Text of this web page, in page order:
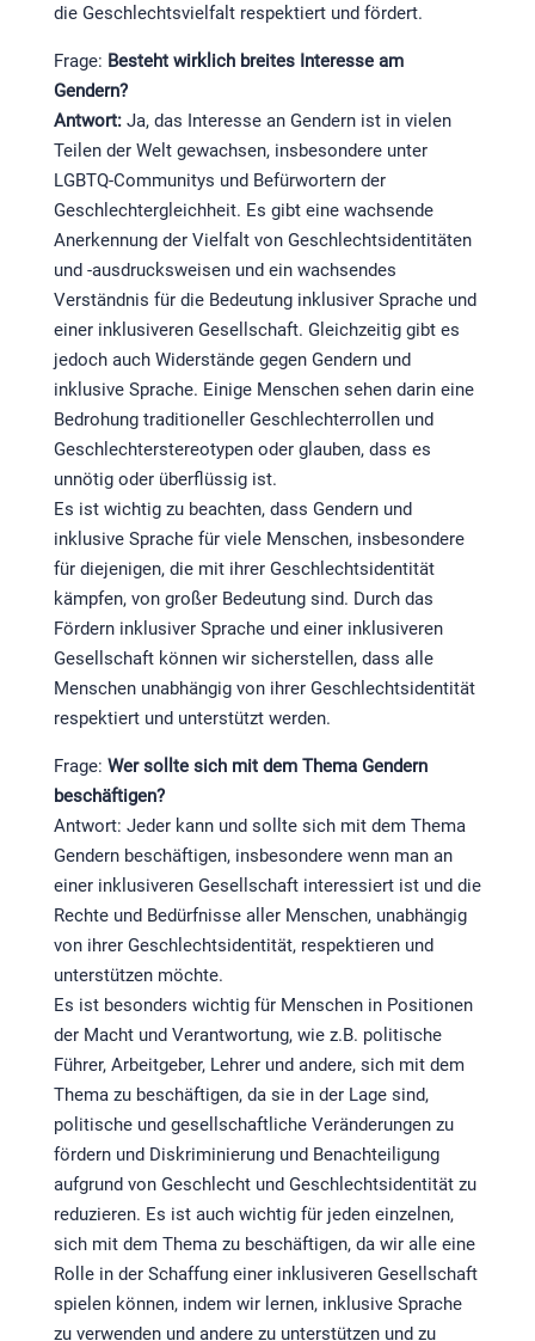
die Geschlechtsvielfalt respektiert und fördert.
Frage: Besteht wirklich breites Interesse am
Gendern?
Antwort: Ja, das Interesse an Gendern ist in vielen
Teilen der Welt gewachsen, insbesondere unter
LGBTQ-Communitys und Befürwortern der
Geschlechtergleichheit. Es gibt eine wachsende
Anerkennung der Vielfalt von Geschlechtsidentitäten
und -ausdrucksweisen und ein wachsendes
Verständnis für die Bedeutung inklusiver Sprache und
einer inklusiveren Gesellschaft. Gleichzeitig gibt es
jedoch auch Widerstände gegen Gendern und
inklusive Sprache. Einige Menschen sehen darin eine
Bedrohung traditioneller Geschlechterrollen und
Geschlechterstereotypen oder glauben, dass es
unnötig oder überflüssig ist.
Es ist wichtig zu beachten, dass Gendern und
inklusive Sprache für viele Menschen, insbesondere
für diejenigen, die mit ihrer Geschlechtsidentität
kämpfen, von großer Bedeutung sind. Durch das
Fördern inklusiver Sprache und einer inklusiveren
Gesellschaft können wir sicherstellen, dass alle
Menschen unabhängig von ihrer Geschlechtsidentität
respektiert und unterstützt werden.
Frage: Wer sollte sich mit dem Thema Gendern
beschäftigen?
Antwort: Jeder kann und sollte sich mit dem Thema
Gendern beschäftigen, insbesondere wenn man an
einer inklusiveren Gesellschaft interessiert ist und die
Rechte und Bedürfnisse aller Menschen, unabhängig
von ihrer Geschlechtsidentität, respektieren und
unterstützen möchte.
Es ist besonders wichtig für Menschen in Positionen
der Macht und Verantwortung, wie z.B. politische
Führer, Arbeitgeber, Lehrer und andere, sich mit dem
Thema zu beschäftigen, da sie in der Lage sind,
politische und gesellschaftliche Veränderungen zu
fördern und Diskriminierung und Benachteiligung
aufgrund von Geschlecht und Geschlechtsidentität zu
reduzieren. Es ist auch wichtig für jeden einzelnen,
sich mit dem Thema zu beschäftigen, da wir alle eine
Rolle in der Schaffung einer inklusiveren Gesellschaft
spielen können, indem wir lernen, inklusive Sprache
zu verwenden und andere zu unterstützen und zu